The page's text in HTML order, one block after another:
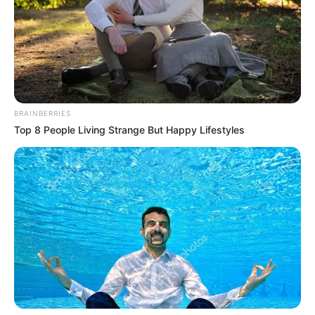
Η επιστροφή στη Μουρτερή
Παρά τη βαθιά του αγάπη για την Αθωνική
Πολιτεία, το 1981 η καρδιά του τον επανέφερε
στη Μουρτερή.
Στον τόπο που γεννήθηκε, μετέτρεψε ένα
μικρό ησυχαστήριο σε ένα πνευματικό
καταφύγιο.
Για δεκαετίες, ο Γέροντας υπήρξε ο
«πνευματικός φάρος» για χιλιάδες πιστούς
που αναζητούσαν παρηγοριά, πνευματική
καθοδήγηση και την απλότητα της πίστης.
BRAINBERRIES
Top 8 People Living Strange But Happy Lifestyles